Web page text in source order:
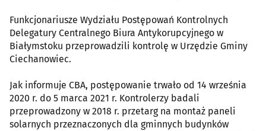
Funkcjonariusze Wydziału Postępowań Kontrolnych
Delegatury Centralnego Biura Antykorupcyjnego w
Białymstoku przeprowadzili kontrolę w Urzędzie Gminy
Ciechanowiec.
Jak informuje CBA, postępowanie trwało od 14 września
2020 r. do 5 marca 2021 r. Kontrolerzy badali
przeprowadzony w 2018 r. przetarg na montaż paneli
solarnych przeznaczonych dla gminnych budynków